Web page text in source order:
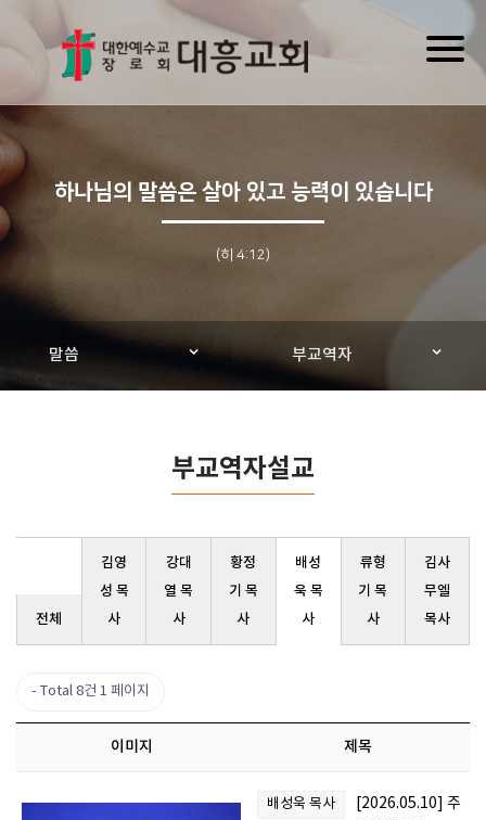
하나님의 말씀은 살아 있고 능력이 있습니다
(히 4:12)
말씀 부교역자
부교역자설교
전체
김영
성 목
사
강대
열 목
사
황정
기 목
사
배성
욱 목
사
류형
기 목
사
김사
무엘
목사
Total 8건 1 페이지
이미지 제목
배성욱 목사
[2026.05.10] 주